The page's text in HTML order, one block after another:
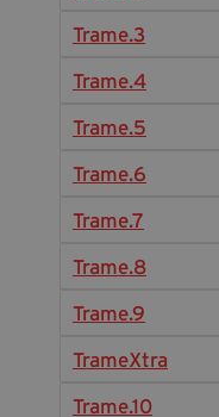
Media & Press
Cartella Stampa
Rassegna Stampa
Partecipa
Diventa Partner
Trame.3
Trame.4
Trame.5
Trame.6
Trame.7
Trame.8
Trame.9
TrameXtra
Trame.10